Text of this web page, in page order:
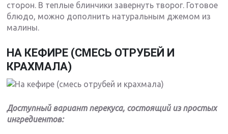
сторон. В теплые блинчики завернуть творог. Готовое
блюдо, можно дополнить натуральным джемом из
малины.
НА КЕФИРЕ (СМЕСЬ ОТРУБЕЙ И
КРАХМАЛА)
Доступный вариант перекуса, состоящий из простых
ингредиентов: